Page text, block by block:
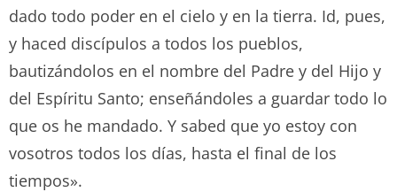
dado todo poder en el cielo y en la tierra. Id, pues,
y haced discípulos a todos los pueblos,
bautizándolos en el nombre del Padre y del Hijo y
del Espíritu Santo; enseñándoles a guardar todo lo
que os he mandado. Y sabed que yo estoy con
vosotros todos los días, hasta el final de los
tiempos».